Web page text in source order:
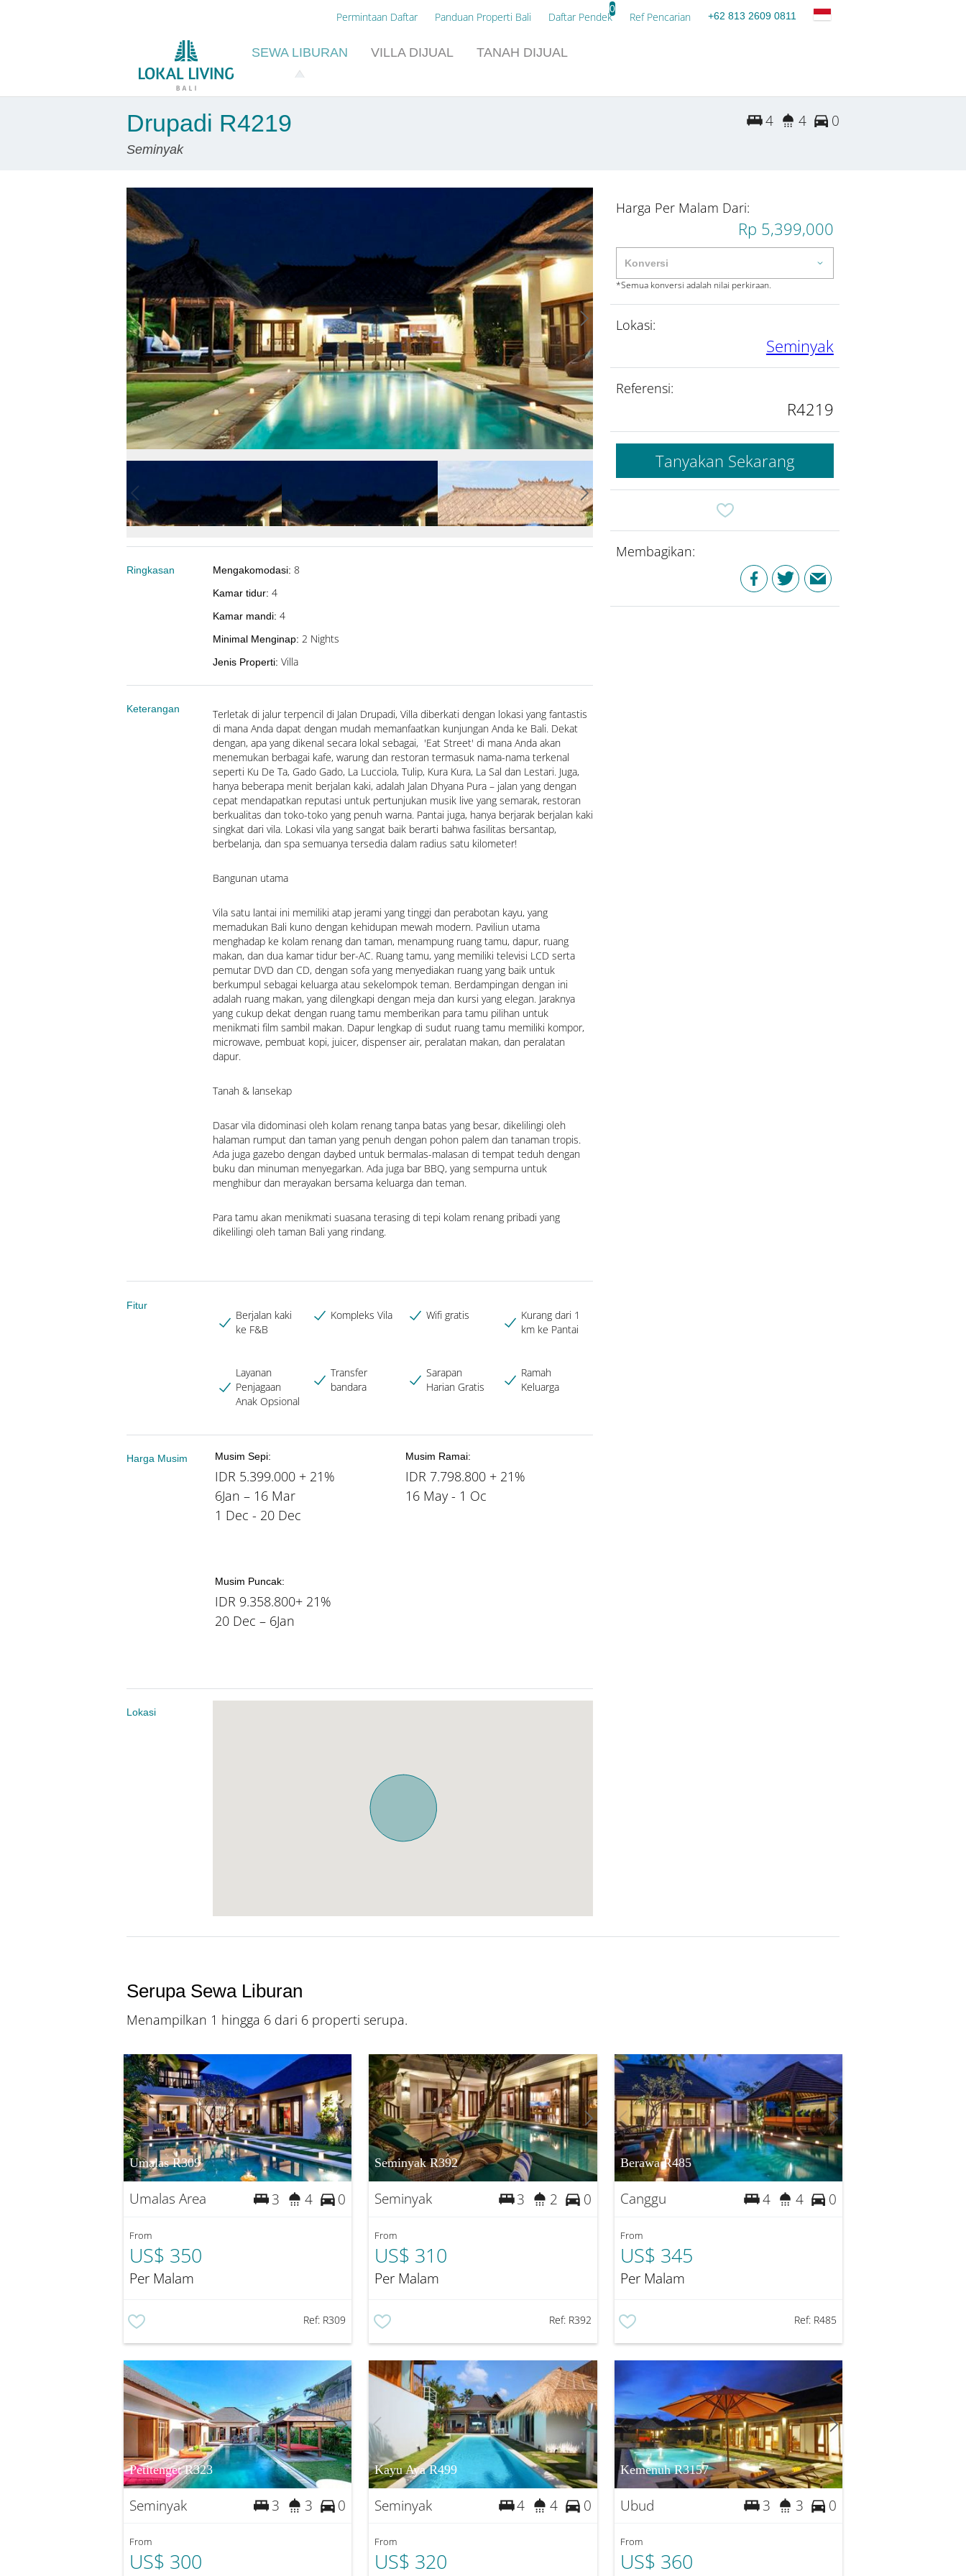
Permintaan Daftar Panduan Properti Bali Daftar Pendek
0
Ref Pencarian +62 813 2609 0811
SEWALIBURAN VILLADIJUAL TANAH DIJUAL
Drupadi R4219
Seminyak
4 4 0
Harga Per Malam Dari:
Rp 5,399,000
*Semua konversi adalah nilai perkiraan.
Lokasi:
Seminyak
Referensi:
R4219
Tanyakan Sekarang
Membagikan:
Ringkasan Mengakomodasi: 8
Kamar tidur: 4
Kamar mandi: 4
Minimal Menginap: 2 Nights
Jenis Properti: Villa
Keterangan
Terletak di jalur terpencil di Jalan Drupadi, Villa diberkati dengan lokasi yang fantastis
di mana Anda dapat dengan mudah memanfaatkan kunjungan Anda ke Bali. Dekat
dengan, apa yang dikenal secara lokal sebagai,  'Eat Street' di mana Anda akan
menemukan berbagai kafe, warung dan restoran termasuk nama-nama terkenal
seperti Ku De Ta, Gado Gado, La Lucciola, Tulip, Kura Kura, La Sal dan Lestari. Juga,
hanya beberapa menit berjalan kaki, adalah Jalan Dhyana Pura – jalan yang dengan
cepat mendapatkan reputasi untuk pertunjukan musik live yang semarak, restoran
berkualitas dan toko-toko yang penuh warna. Pantai juga, hanya berjarak berjalan kaki
singkat dari vila. Lokasi vila yang sangat baik berarti bahwa fasilitas bersantap,
berbelanja, dan spa semuanya tersedia dalam radius satu kilometer!
Bangunan utama
Vila satu lantai ini memiliki atap jerami yang tinggi dan perabotan kayu, yang
memadukan Bali kuno dengan kehidupan mewah modern. Paviliun utama
menghadap ke kolam renang dan taman, menampung ruang tamu, dapur, ruang
makan, dan dua kamar tidur ber-AC. Ruang tamu, yang memiliki televisi LCD serta
pemutar DVD dan CD, dengan sofa yang menyediakan ruang yang baik untuk
berkumpul sebagai keluarga atau sekelompok teman. Berdampingan dengan ini
adalah ruang makan, yang dilengkapi dengan meja dan kursi yang elegan. Jaraknya
yang cukup dekat dengan ruang tamu memberikan para tamu pilihan untuk
menikmati film sambil makan. Dapur lengkap di sudut ruang tamu memiliki kompor,
microwave, pembuat kopi, juicer, dispenser air, peralatan makan, dan peralatan
dapur.
Tanah & lansekap
Dasar vila didominasi oleh kolam renang tanpa batas yang besar, dikelilingi oleh
halaman rumput dan taman yang penuh dengan pohon palem dan tanaman tropis.
Ada juga gazebo dengan daybed untuk bermalas-malasan di tempat teduh dengan
buku dan minuman menyegarkan. Ada juga bar BBQ, yang sempurna untuk
menghibur dan merayakan bersama keluarga dan teman.
Para tamu akan menikmati suasana terasing di tepi kolam renang pribadi yang
dikelilingi oleh taman Bali yang rindang.
Fitur
Berjalan kaki
ke F&B
Kompleks Vila Wifi gratis
Kurang dari 1
km ke Pantai
Layanan
Penjagaan
Anak Opsional
Transfer
bandara
Sarapan
Harian Gratis
Ramah
Keluarga
Harga Musim Musim Sepi:
IDR 5.399.000 + 21%
6Jan – 16 Mar
1 Dec - 20 Dec
Musim Ramai:
IDR 7.798.800 + 21%
16 May - 1 Oc
Musim Puncak:
IDR 9.358.800+ 21%
20 Dec – 6Jan
Lokasi
Serupa Sewa Liburan
Menampilkan 1 hingga 6 dari 6 properti serupa.
Umalas R309
Umalas Area 3 4 0
From
US$ 350
Per Malam
Ref: R309
Seminyak R392
Seminyak 3 2 0
From
US$ 310
Per Malam
Ref: R392
Berawa R485
Canggu 4 4 0
From
US$ 345
Per Malam
Ref: R485
Petitenget R323
Seminyak 3 3 0
From
US$ 300
Kayu Aya R499
Seminyak 4 4 0
From
US$ 320
Kemenuh R3157
Ubud 3 3 0
From
US$ 360